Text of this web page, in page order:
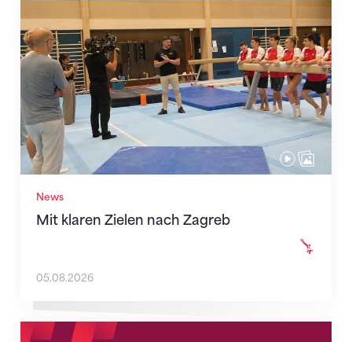
News
Mit klaren Zielen nach Zagreb
Mit klaren Zielen nach Zagreb
05.08.2026
Neue Empfangszeiten ab 1. August 2026